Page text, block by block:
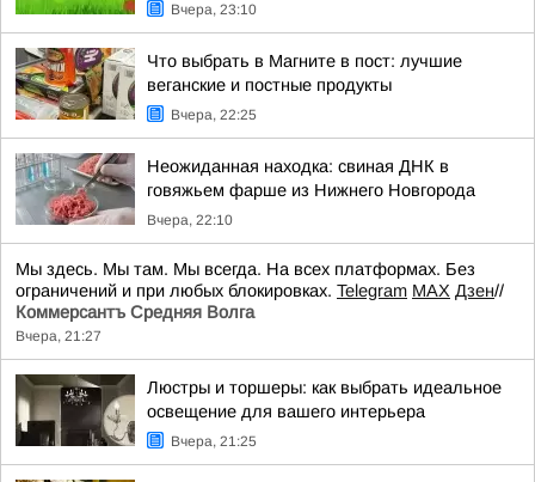
Вчера, 23:10
Что выбрать в Магните в пост: лучшие
веганские и постные продукты
Вчера, 22:25
Неожиданная находка: свиная ДНК в
говяжьем фарше из Нижнего Новгорода
Вчера, 22:10
Мы здесь. Мы там. Мы всегда. На всех платформах. Без
ограничений и при любых блокировках. Telegram MAX Дзен//
Коммерсантъ Средняя Волга
Вчера, 21:27
Люстры и торшеры: как выбрать идеальное
освещение для вашего интерьера
Вчера, 21:25